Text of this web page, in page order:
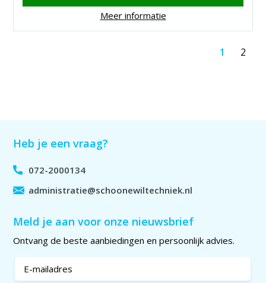
Meer informatie
1 2
Heb je een vraag?
072-2000134
administratie@schoonewiltechniek.nl
Meld je aan voor onze nieuwsbrief
Ontvang de beste aanbiedingen en persoonlijk advies.